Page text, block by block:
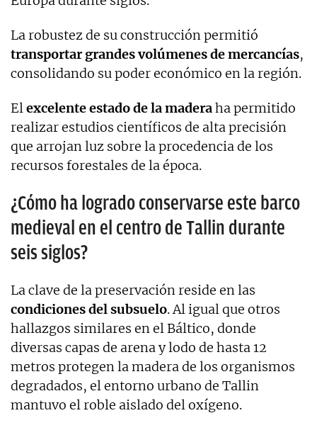
La robustez de su construcción permitió
transportar grandes volúmenes de mercancías,
consolidando su poder económico en la región.
Elexcelente estado de la maderaha permitido
realizar estudios científicos de alta precisión
que arrojan luz sobre la procedencia de los
recursos forestales de la época.
¿Cómo ha logrado conservarse este barco
medieval en el centro de Tallin durante
seis siglos?
La clave de la preservación reside en las
condiciones del subsuelo. Al igual que otros
hallazgos similares en el Báltico, donde
diversas capas de arena y lodo de hasta 12
metros protegen la madera de los organismos
degradados, el entorno urbano de Tallin
mantuvo el roble aislado del oxígeno.